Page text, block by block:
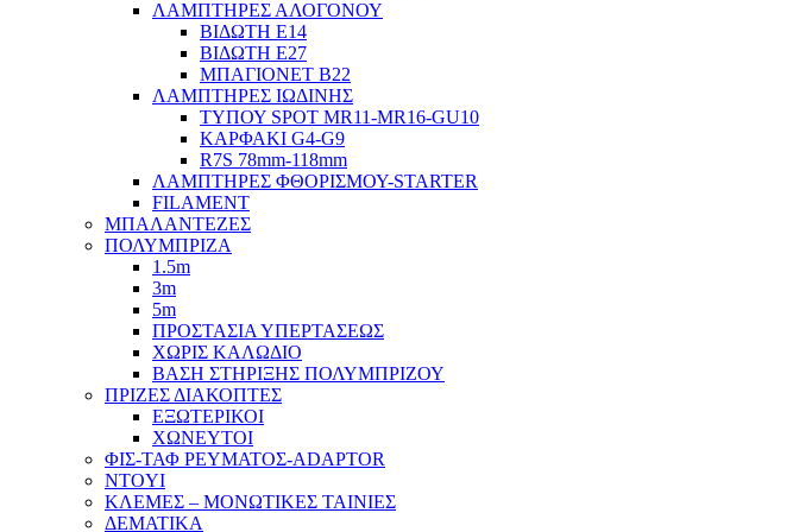
ΛΑΜΠΤΗΡΕΣ ΑΛΟΓΟΝΟΥ
ΒΙΔΩΤΗ Ε14
ΒΙΔΩΤΗ Ε27
ΜΠΑΓΙΟΝΕΤ Β22
ΛΑΜΠΤΗΡΕΣ ΙΩΔΙΝΗΣ
ΤΥΠΟΥ SPOT MR11-MR16-GU10
ΚΑΡΦΑΚΙ G4-G9
R7S 78mm-118mm
ΛΑΜΠΤΗΡΕΣ ΦΘΟΡΙΣΜΟΥ-STARTER
FILAMENT
ΜΠΑΛΑΝΤΕΖΕΣ
ΠΟΛΥΜΠΡΙΖΑ
1.5m
3m
5m
ΠΡΟΣΤΑΣΙΑ ΥΠΕΡΤΑΣΕΩΣ
ΧΩΡΙΣ ΚΑΛΩΔΙΟ
ΒΑΣΗ ΣΤΗΡΙΞΗΣ ΠΟΛΥΜΠΡΙΖΟΥ
ΠΡΙΖΕΣ ΔΙΑΚΟΠΤΕΣ
ΕΞΩΤΕΡΙΚΟΙ
ΧΩΝΕΥΤΟΙ
ΦΙΣ-ΤΑΦ ΡΕΥΜΑΤΟΣ-ADAPTOR
NTOYI
ΚΛΕΜΕΣ – ΜΟΝΩΤΙΚΕΣ ΤΑΙΝΙΕΣ
ΔΕΜΑΤΙΚΑ